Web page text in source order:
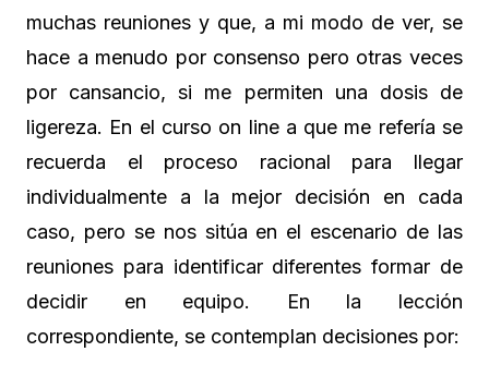
muchas reuniones y que, a mi modo de ver, se
hace a menudo por consenso pero otras veces
por cansancio, si me permiten una dosis de
ligereza. En el curso on line a que me refería se
recuerda el proceso racional para llegar
individualmente a la mejor decisión en cada
caso, pero se nos sitúa en el escenario de las
reuniones para identificar diferentes formar de
decidir en equipo. En la lección
correspondiente, se contemplan decisiones por: